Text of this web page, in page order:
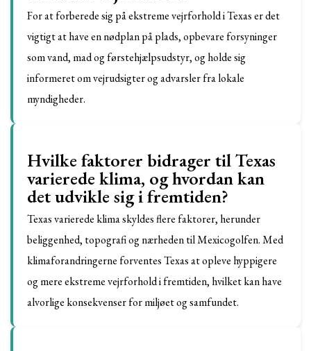
For at forberede sig på ekstreme vejrforhold i Texas er det
vigtigt at have en nødplan på plads, opbevare forsyninger
som vand, mad og førstehjælpsudstyr, og holde sig
informeret om vejrudsigter og advarsler fra lokale
myndigheder.
Hvilke faktorer bidrager til Texas
varierede klima, og hvordan kan
det udvikle sig i fremtiden?
Texas varierede klima skyldes flere faktorer, herunder
beliggenhed, topografi og nærheden til Mexicogolfen. Med
klimaforandringerne forventes Texas at opleve hyppigere
og mere ekstreme vejrforhold i fremtiden, hvilket kan have
alvorlige konsekvenser for miljøet og samfundet.